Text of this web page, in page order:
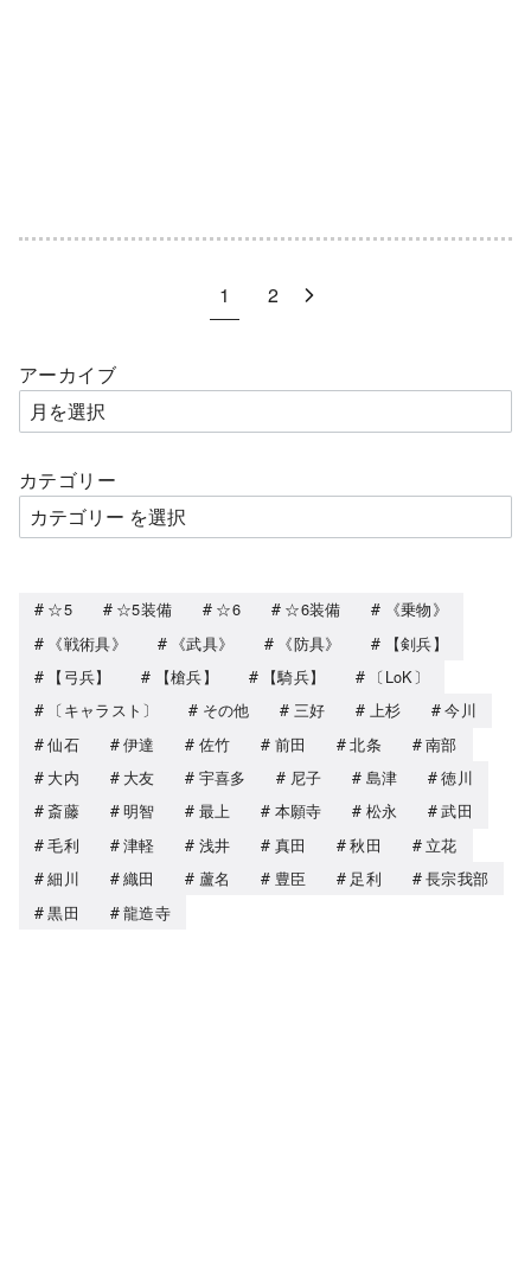
1 2
アーカイブ
カテゴリー
☆5 ☆5装備 ☆6 ☆6装備
《乗物》
《戦術具》
《武具》 《防具》
【剣兵】
【弓兵】
【槍兵】 【騎兵】
〔LoK〕
〔キャラスト〕
その他 三好 上杉
今川
仙石
伊達 佐竹 前田 北条
南部
大内
大友 宇喜多 尼子 島津
徳川
斎藤
明智 最上 本願寺 松永
武田
毛利
津軽 浅井 真田 秋田
立花
細川
織田 蘆名 豊臣 足利
長宗我部
黒田
龍造寺